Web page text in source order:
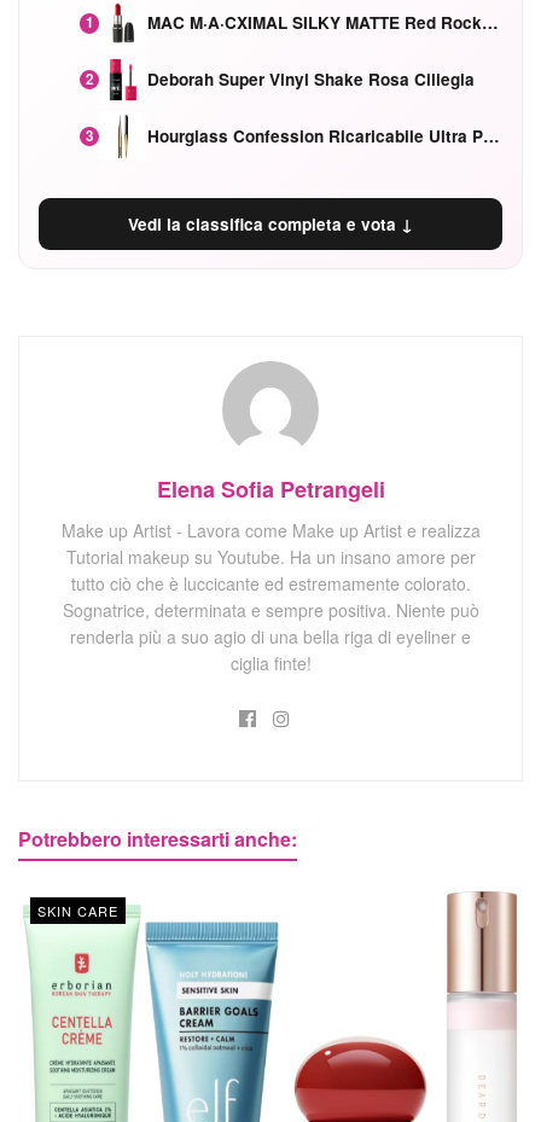
1 MAC M·A·CXIMAL SILKY MATTE Red Rock mat
2 Deborah Super Vinyl Shake Rosa Ciliegia
3 Hourglass Confession Ricaricabile Ultra Preciso Ad Alta Intensità Secretly Classic Red
Vedi la classifica completa e vota ↓
Elena Sofia Petrangeli
Make up Artist - Lavora come Make up Artist e realizza
Tutorial makeup su Youtube. Ha un insano amore per
tutto ciò che è luccicante ed estremamente colorato.
Sognatrice, determinata e sempre positiva. Niente può
renderla più a suo agio di una bella riga di eyeliner e
ciglia finte!
Potrebbero interessarti anche:
SKIN CARE